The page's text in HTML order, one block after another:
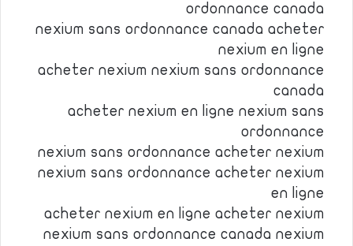
ordonnance canada
nexium sans ordonnance canada acheter
nexium en ligne
acheter nexium nexium sans ordonnance
canada
acheter nexium en ligne nexium sans
ordonnance
nexium sans ordonnance acheter nexium
nexium sans ordonnance acheter nexium
en ligne
acheter nexium en ligne acheter nexium
nexium sans ordonnance canada nexium